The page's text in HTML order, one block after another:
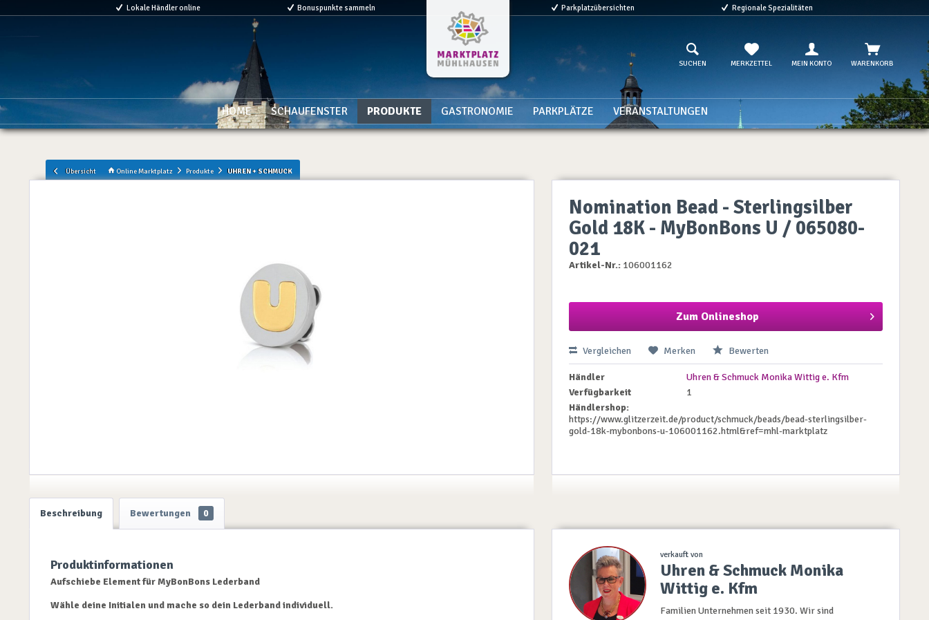
Lokale Händler online Bonuspunkte sammeln Parkplatzübersichten Regionale Spezialitäten
SUCHEN MERKZETTEL MEIN KONTO WARENKORB
HOME SCHAUFENSTER PRODUKTE GASTRONOMIE PARKPLÄTZE VERANSTALTUNGEN
Übersicht Online Marktplatz Produkte UHREN + SCHMUCK
Nomination Bead - Sterlingsilber
Gold 18K - MyBonBons U / 065080-
021
Artikel-Nr.: 106001162
Zum Onlineshop
Vergleichen Merken Bewerten
Händler
Uhren & Schmuck Monika Wittig e. Kfm
Verfügbarkeit
1
Händlershop:
https://www.glitzerzeit.de/product/schmuck/beads/bead-sterlingsilber-
gold-18k-mybonbons-u-106001162.html&ref=mhl-marktplatz
Beschreibung Bewertungen 0
Produktinformationen
Aufschiebe Element für MyBonBons Lederband
Wähle deine Initialen und mache so dein Lederband individuell.
verkauft von
Uhren & Schmuck Monika
Wittig e. Kfm
Familien Unternehmen seit 1930. Wir sind